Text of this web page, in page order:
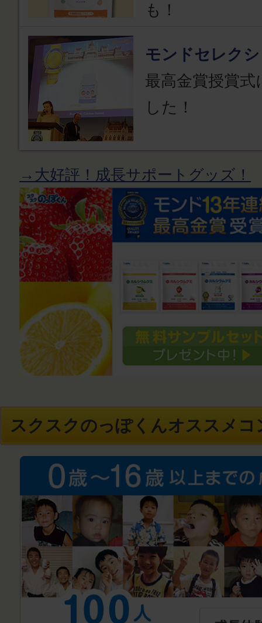
も！
モンドセレク
最高金賞授賞
した！
→大好評！成長サポートグッズ！
スクスクのっぽくんオススメコ